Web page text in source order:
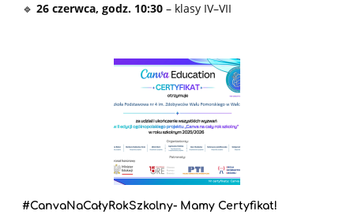
🔹26 czerwca, godz. 10:30 – klasy IV–VII
#CanvaNaCałyRokSzkolny- Mamy Certyfikat!